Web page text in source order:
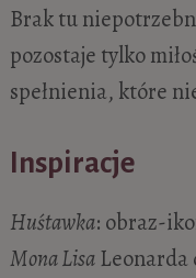
Brak tu
pozostaje tylko
spełnienia, które
Inspiracje
Huśtawka: obraz-
Mona LisaLeonarda